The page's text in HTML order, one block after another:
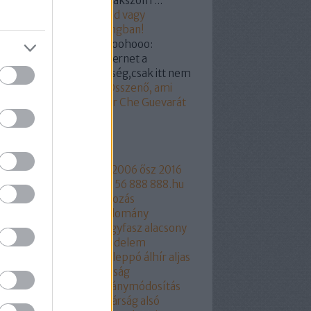
Hunvald vagy
Segítünk a castingban!
@a nagy hohoohooo:
hülyegyerek az internet a
megfelelője féleség,csak itt nem
(2019.03.07. 15:18
Összenő, ami
Orbán Viktor Che Guevarát
2006 ősz 2016
2018 56 888 888.hu
Aczél Endre
adakozás
adomány
agyfasz alacsony
aláírásgyájtés
alapjovedelem
Aleppó álhír aljas
Alkotmánybíróság
alkotmánymódosítás
állampárt állampolgárság alsó